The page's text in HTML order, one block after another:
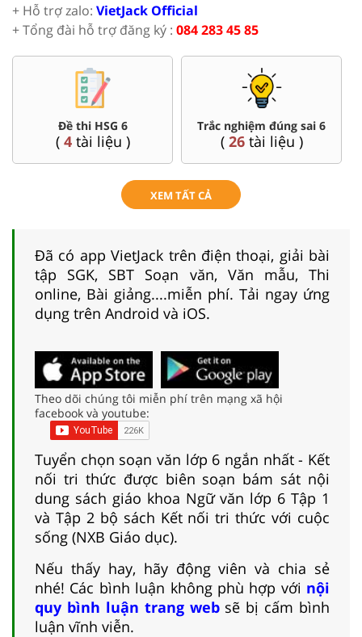
+ Hỗ trợ zalo: VietJack Official
+ Tổng đài hỗ trợ đăng ký : 084 283 45 85
Đề thi HSG 6
( 4tài liệu )
Trắc nghiệm đúng sai 6
( 26tài liệu )
XEM TẤT CẢ
Đã có app VietJack trên điện thoại, giải bài
tập SGK, SBT Soạn văn, Văn mẫu, Thi
online, Bài giảng....miễn phí. Tải ngay ứng
dụng trên Android và iOS.
Theo dõi chúng tôi miễn phí trên mạng xã hội
facebook và youtube:
Tuyển chọn soạn văn lớp 6 ngắn nhất - Kết
nối tri thức được biên soạn bám sát nội
dung sách giáo khoa Ngữ văn lớp 6 Tập 1
và Tập 2 bộ sách Kết nối tri thức với cuộc
sống (NXB Giáo dục).
Nếu thấy hay, hãy động viên và chia sẻ
nhé! Các bình luận không phù hợp với nội
quy bình luận trang websẽ bị cấm bình
luận vĩnh viễn.